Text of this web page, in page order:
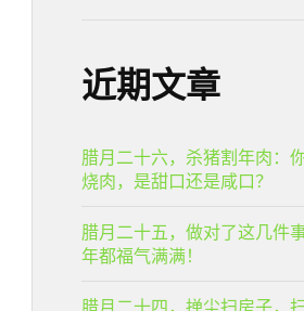
近期文章
腊月二十六，杀猪割年肉：
烧肉，是甜口还是咸口？
腊月二十五，做对了这几件
年都福气满满！
腊月二十四，掸尘扫房子，